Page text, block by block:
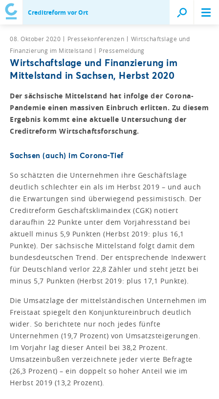
Creditreform vor Ort
08. Oktober 2020 Pressekonferenzen
Wirtschaftslage und
Finanzierung im Mittelstand
Pressemeldung
Wirtschaftslage und Finanzierung im
Mittelstand in Sachsen, Herbst 2020
Der sächsische Mittelstand hat infolge der Corona-
Pandemie einen massiven Einbruch erlitten. Zu diesem
Ergebnis kommt eine aktuelle Untersuchung der
Creditreform Wirtschaftsforschung.
Sachsen (auch) im Corona-Tief
So schätzten die Unternehmen ihre Geschäftslage
deutlich schlechter ein als im Herbst 2019 – und auch
die Erwartungen sind überwiegend pessimistisch. Der
Creditreform Geschäftsklimaindex (CGK) notiert
daraufhin 22 Punkte unter dem Vorjahresstand bei
aktuell minus 5,9 Punkten (Herbst 2019: plus 16,1
Punkte). Der sächsische Mittelstand folgt damit dem
bundesdeutschen Trend. Der entsprechende Indexwert
für Deutschland verlor 22,8 Zähler und steht jetzt bei
minus 5,7 Punkten (Herbst 2019: plus 17,1 Punkte).
Die Umsatzlage der mittelständischen Unternehmen im
Freistaat spiegelt den Konjunktureinbruch deutlich
wider. So berichtete nur noch jedes fünfte
Unternehmen (19,7 Prozent) von Umsatzsteigerungen.
Im Vorjahr lag dieser Anteil bei 38,2 Prozent.
Umsatzeinbußen verzeichnete jeder vierte Befragte
(26,3 Prozent) – ein doppelt so hoher Anteil wie im
Herbst 2019 (13,2 Prozent).